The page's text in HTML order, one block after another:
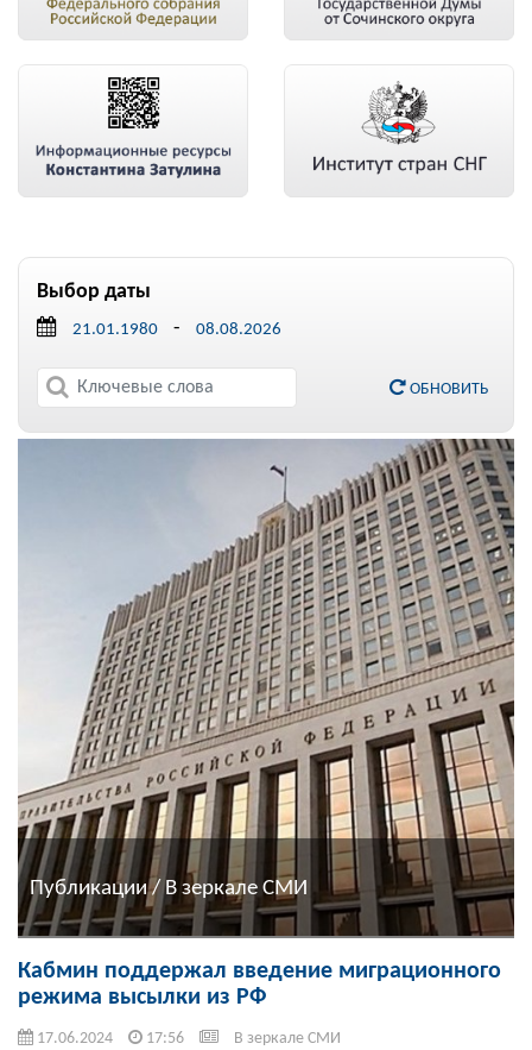
Выбор даты
-
ОБНОВИТЬ
Публикации / В зеркале СМИ
Кабмин поддержал введение миграционного
режима высылки из РФ
17.06.2024 17:56 В зеркале СМИ